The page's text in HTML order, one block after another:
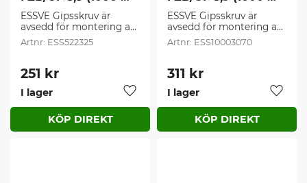
st/frp)
ESSVE Gipsskruv är
avsedd för montering av
gipsskivor inomhus, mot
stålregel. Borrkapacitet
ESS522325
251 kr
Lägg till i favoriter
I lager
st/frp)
ESSVE Gipsskruv är
avsedd för montering av
gipsskivor mot träregel.
ESS10003070
311 kr
Lägg
I lager